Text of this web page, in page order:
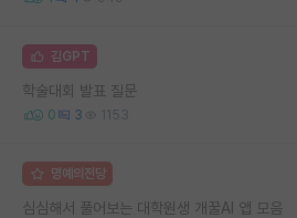
김GPT
학술대회 발표 질문
0 3 1153
명예의전당
심심해서 풀어보는 대학원생 개꿀AI 앱 모음